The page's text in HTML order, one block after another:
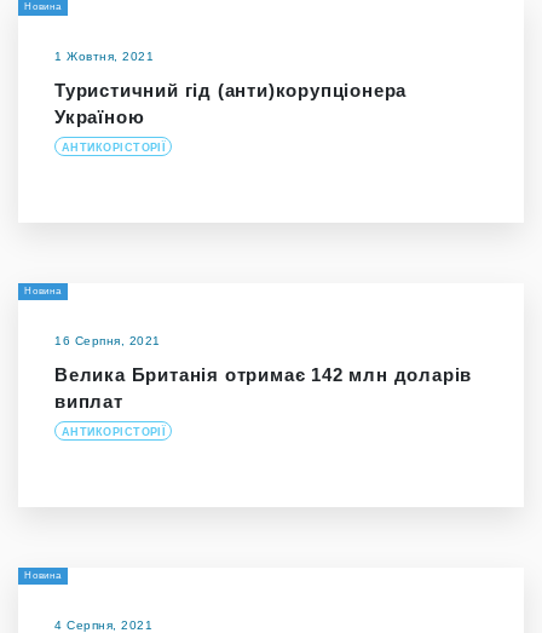
Новина
1 Жовтня, 2021
Туристичний гід (анти)корупціонера
Україною
АНТИКОРІСТОРІЇ
Новина
16 Серпня, 2021
Велика Британія отримає 142 млн доларів
виплат
АНТИКОРІСТОРІЇ
Новина
4 Серпня, 2021